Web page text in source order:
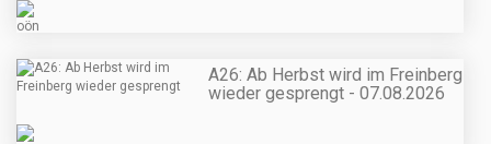
A26: Ab Herbst wird im Freinberg
wieder gesprengt - 07.08.2026